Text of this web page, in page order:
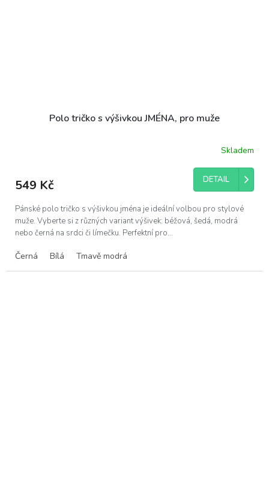
Polo tričko s výšivkou JMÉNA, pro muže
Skladem
549 Kč DETAIL
Pánské polo tričko s výšivkou jména je ideální volbou pro stylové
muže. Vyberte si z různých variant výšivek: béžová, šedá, modrá
nebo černá na srdci či límečku. Perfektní pro...
Černá Bílá Tmavě modrá